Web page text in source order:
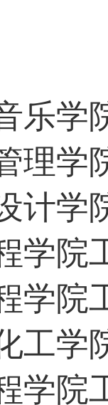
乐学
理学
计学
学院
学院
工学
学院